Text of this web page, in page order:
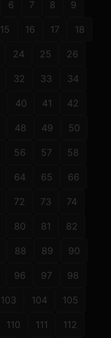
6 7 8 9
15 16 17 18
24 25 26
32 33 34
40 41 42
48 49 50
56 57 58
64 65 66
72 73 74
80 81 82
88 89 90
96 97 98
103 104 105
110 111 112